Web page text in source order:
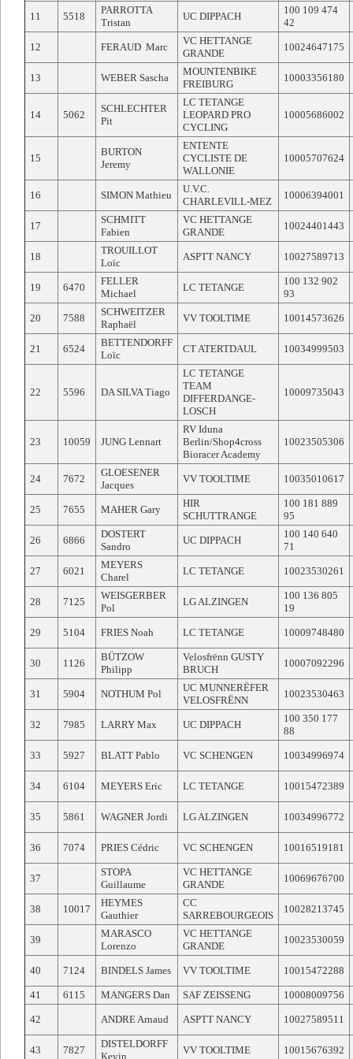
11 5518
PARROTTA
Tristan
UC DIPPACH
100 109 474
42
12 FERAUD Marc
VC HETTANGE
GRANDE
10024647175
13 WEBER Sascha
MOUNTENBIKE
FREIBURG
10003356180
14 5062
SCHLECHTER
Pit
LC TETANGE
LEOPARD PRO
CYCLING
10005686002
15
BURTON
Jeremy
ENTENTE
CYCLISTE DE
WALLONIE
10005707624
16 SIMON Mathieu
U.V.C.
CHARLEVILL-MEZ
10006394001
17
SCHMITT
Fabien
VC HETTANGE
GRANDE
10024401443
18
TROUILLOT
Loïc
ASPTT NANCY 10027589713
19 6470
FELLER
Michael
LC TETANGE
100 132 902
93
20 7588
SCHWEITZER
Raphaël
VV TOOLTIME 10014573626
21 6524
BETTENDORFF
Loïc
CT ATERTDAUL 10034999503
22 5596 DA SILVA Tiago
LC TETANGE
TEAM
DIFFERDANGE-
LOSCH
10009735043
23 10059 JUNG Lennart
RV Iduna
Berlin/Shop4cross
Bioracer Academy
10023505306
24 7672
GLOESENER
Jacques
VV TOOLTIME 10035010617
25 7655 MAHER Gary
HIR
SCHUTTRANGE
100 181 889
95
26 6866
DOSTERT
Sandro
UC DIPPACH
100 140 640
71
27 6021
MEYERS
Charel
LC TETANGE 10023530261
28 7125
WEISGERBER
Pol
LG ALZINGEN
100 136 805
19
29 5104 FRIES Noah LC TETANGE 10009748480
30 1126
BÜTZOW
Philipp
Velosfrënn GUSTY
BRUCH
10007092296
31 5904 NOTHUM Pol
UC MUNNERËFER
VELOSFRËNN
10023530463
32 7985 LARRY Max UC DIPPACH
100 350 177
88
33 5927 BLATT Pablo VC SCHENGEN 10034996974
34 6104 MEYERS Eric LC TETANGE 10015472389
35 5861 WAGNER Jordi LG ALZINGEN 10034996772
36 7074 PRIES Cédric VC SCHENGEN 10016519181
37
STOPA
Guillaume
VC HETTANGE
GRANDE
10069676700
38 10017
HEYMES
Gauthier
CC
SARREBOURGEOIS
10028213745
39
MARASCO
Lorenzo
VC HETTANGE
GRANDE
10023530059
40 7124 BINDELS James VV TOOLTIME 10015472288
41 6115 MANGERS Dan SAF ZEISSENG 10008009756
42 ANDRE Arnaud ASPTT NANCY 10027589511
43 7827
DISTELDORFF
Kevin
VV TOOLTIME 10015676392